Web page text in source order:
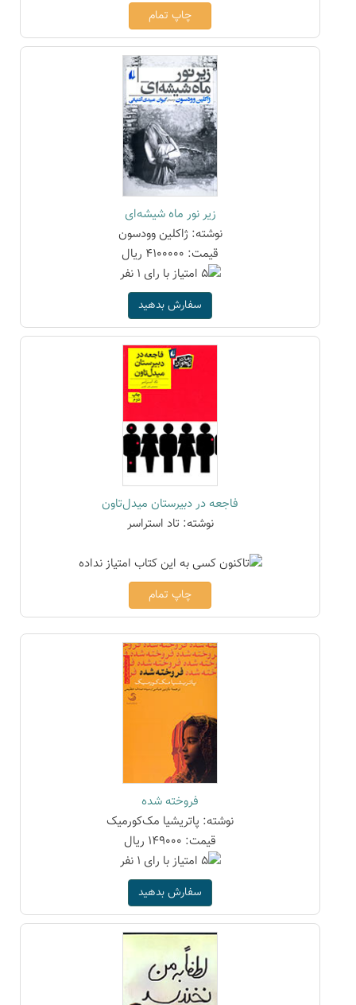
چاپ تمام
زیر نور ماه شیشه‌ای
نوشته: ژاکلین وودسون
قیمت: 4100000 ریال
سفارش بدهید
فاجعه در دبیرستان میدل‌تاون
نوشته: تاد استراسر
چاپ تمام
فروخته شده
نوشته: پاتریشیا مک‌کورمیک
قیمت: 149000 ریال
سفارش بدهید